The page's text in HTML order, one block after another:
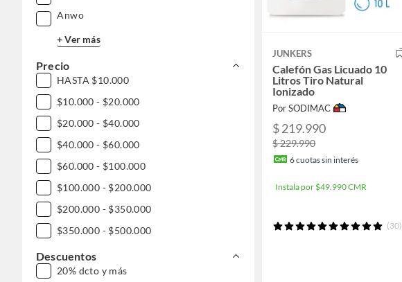
Anwo
+ Ver más
Precio
HASTA $10.000
$10.000 - $20.000
$20.000 - $40.000
$40.000 - $60.000
$60.000 - $100.000
$100.000 - $200.000
$200.000 - $350.000
$350.000 - $500.000
$500.000 - $1.000.000
DESDE $1.000.000
Descuentos
20% dcto y más
JUNKERS
Calefón Gas Licuado 10
Litros Tiro Natural
Ionizado
Por SODIMAC
$ 219.990
$ 229.990
6cuotas sin interés
Instala por $49.990 CMR
(30)